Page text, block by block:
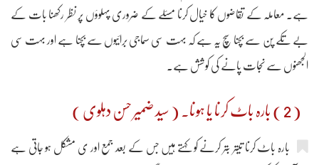
ہے۔ معاملہ کے تقاضوں کا خیال کرنا مسئلے کے ضروری پہلوؤں پر نظر رکھنا بات کے
بے تکے پن سے بچنا سچ یہ ہے کہ بہت سی سماجی برائیوں سے بچنا ہے اور بہت سی
الجھنوں سے نجات پانے کی کوشش ہے۔
( 2 ) بارہ باٹ کرنا یا ہونا۔ ( سید ضمیر حسن دہلوی )
بارہ باٹ کرنا تیتر بتر کرنے کو کہتے ہیں جس کے بعد جمع اور ی مشکل ہو جاتی ہے